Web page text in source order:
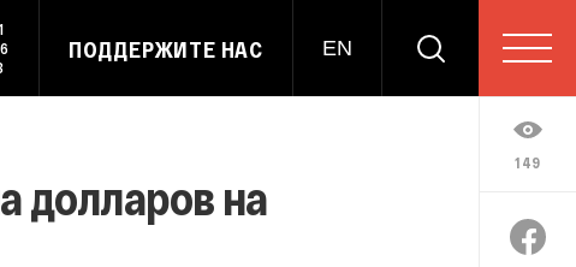
ПОДДЕРЖИТЕ НАС EN
149
долларов на